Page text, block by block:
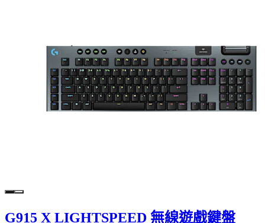
G915 X LIGHTSPEED 無線遊戲鍵盤